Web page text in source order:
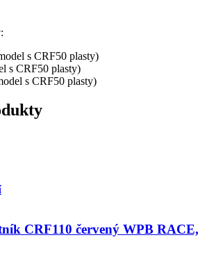
s CRF50 plasty)
s CRF50 plasty)
s CRF50 plasty)
CRF110 červený WPB